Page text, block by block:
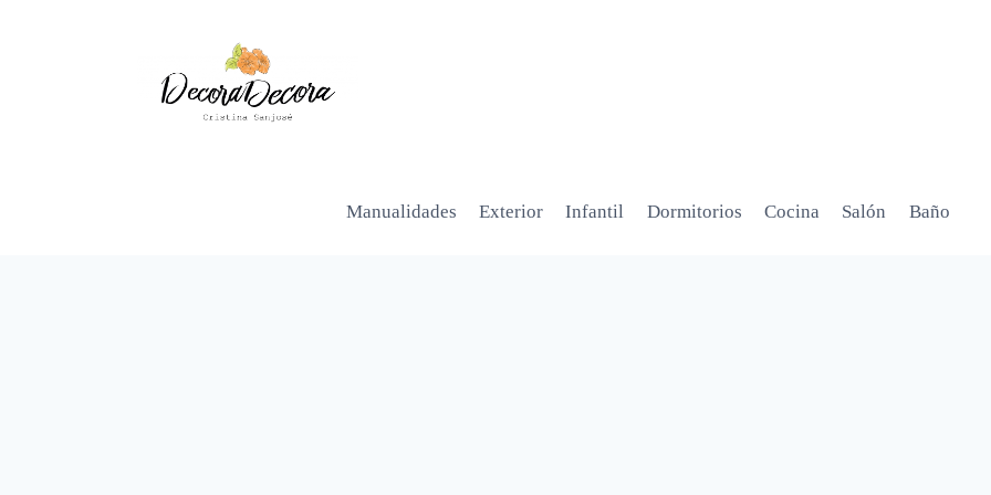
Manualidades Exterior Infantil Dormitorios Cocina Salón Baño